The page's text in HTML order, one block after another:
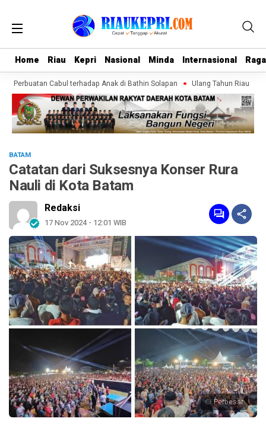
Home Riau Kepri Nasional Minda Internasional
Home Riau Kepri Nasional Minda Internasional
Perbuatan Cabul terhadap Anak di Bathin Solapan Ulang Tahun Riau di
BATAM
Catatan dari Suksesnya Konser Rura
Nauli di Kota Batam
Redaksi
17 Nov 2024 - 12:01 WIB
Perbesar